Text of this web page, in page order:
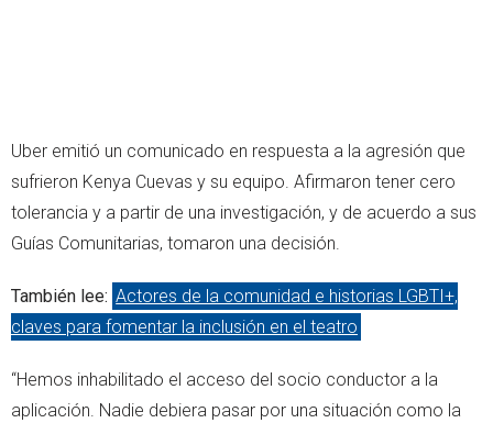
Uber emitió un comunicado en respuesta a la agresión que
sufrieron Kenya Cuevas y su equipo. Afirmaron tener cero
tolerancia y a partir de una investigación, y de acuerdo a sus
Guías Comunitarias, tomaron una decisión.
También lee: Actores de la comunidad e historias LGBTI+,
claves para fomentar la inclusión en el teatro
“Hemos inhabilitado el acceso del socio conductor a la
aplicación. Nadie debiera pasar por una situación como la